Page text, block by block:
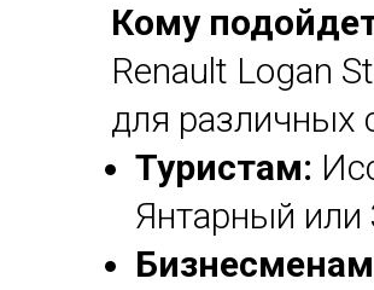
Кому
Renault Logan
для различных
Туристам:
Янтарный или